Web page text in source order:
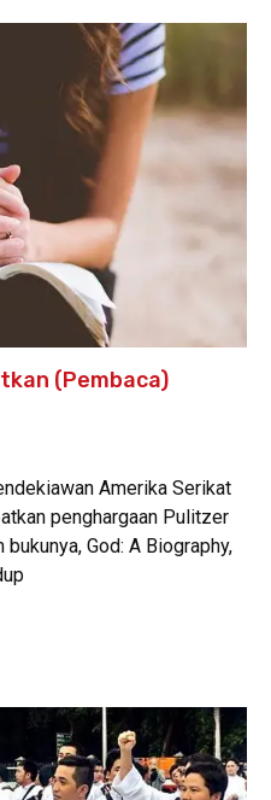
(Pembaca)
Amerika Serikat
penghargaan Pulitzer
God: A Biography,